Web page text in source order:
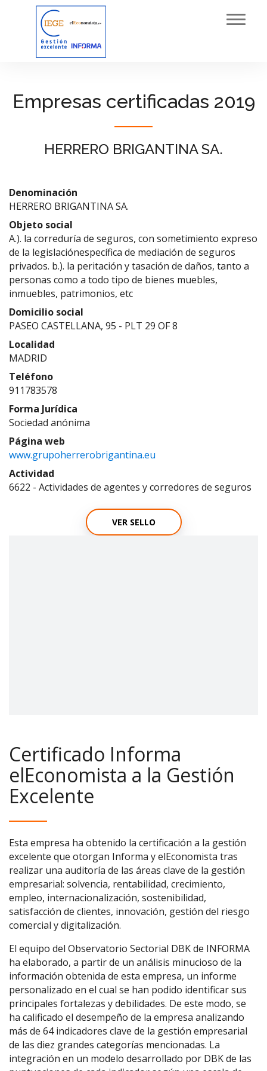
Empresas certificadas 2019
HERRERO BRIGANTINA SA.
Denominación
HERRERO BRIGANTINA SA.
Objeto social
A.). la correduría de seguros, con sometimiento expreso
de la legislaciónespecífica de mediación de seguros
privados. b.). la peritación y tasación de daños, tanto a
personas como a todo tipo de bienes muebles,
inmuebles, patrimonios, etc
Domicilio social
PASEO CASTELLANA, 95 - PLT 29 OF 8
Localidad
MADRID
Teléfono
911783578
Forma Jurídica
Sociedad anónima
Página web
www.grupoherrerobrigantina.eu
Actividad
6622 - Actividades de agentes y corredores de seguros
VER SELLO
Certificado Informa
elEconomista a la Gestión
Excelente
Esta empresa ha obtenido la certificación a la gestión
excelente que otorgan Informa y elEconomista tras
realizar una auditoría de las áreas clave de la gestión
empresarial: solvencia, rentabilidad, crecimiento,
empleo, internacionalización, sostenibilidad,
satisfacción de clientes, innovación, gestión del riesgo
comercial y digitalización.
El equipo del Observatorio Sectorial DBK de INFORMA
ha elaborado, a partir de un análisis minucioso de la
información obtenida de esta empresa, un informe
personalizado en el cual se han podido identificar sus
principales fortalezas y debilidades. De este modo, se
ha calificado el desempeño de la empresa analizando
más de 64 indicadores clave de la gestión empresarial
de las diez grandes categorías mencionadas. La
integración en un modelo desarrollado por DBK de las